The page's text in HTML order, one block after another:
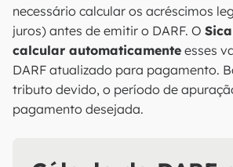
necessário calcular os acréscimos
juros) antes de emitir o DARF. O
calcular automaticamente esses
DARF atualizado para pagamento.
tributo devido, o período de
pagamento desejada.